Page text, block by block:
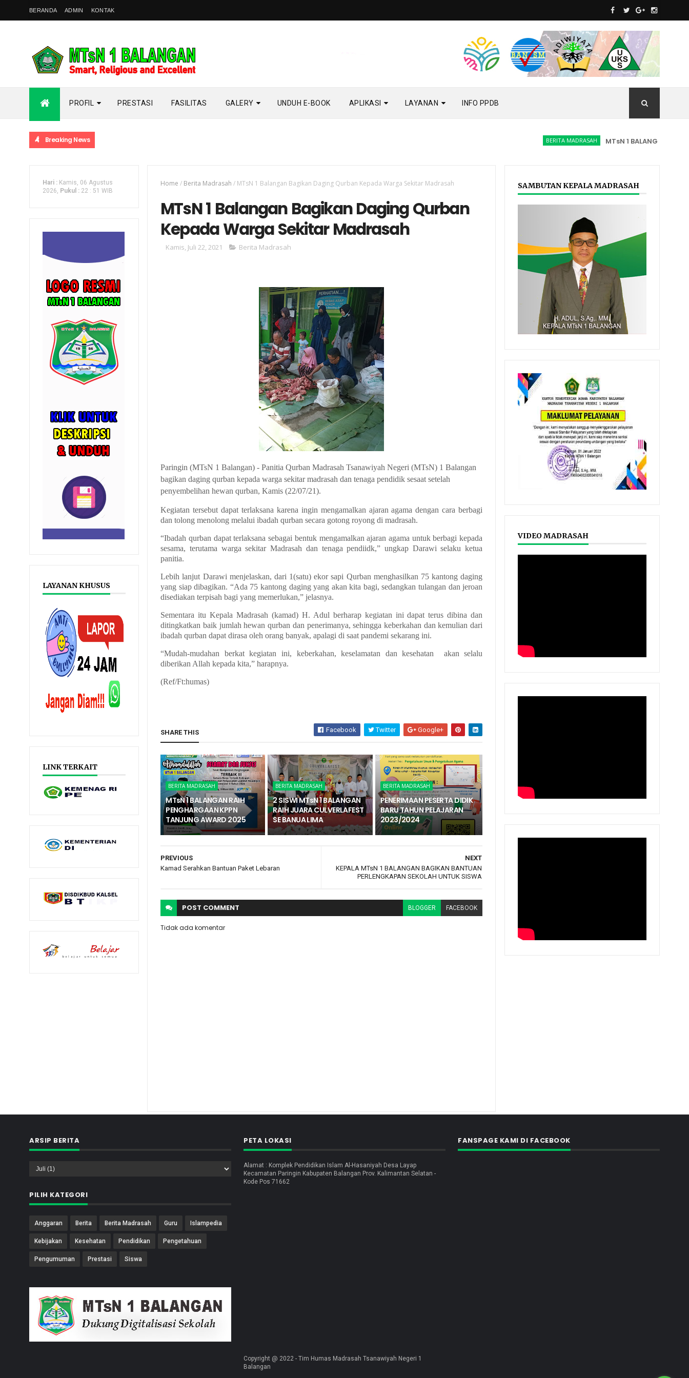
BERANDA ADMIN KONTAK
PROFIL PRESTASI FASILITAS GALERY UNDUH E-BOOK APLIKASI LAYANAN INFO PPDB
Breaking News BERITA MADRASAH MTsN 1 BALANGAN RAIH
Hari : Kamis, 06 Agustus
2026, Pukul : 22 : 51 WIB
LAYANAN KHUSUS
LINK TERKAIT
Home / Berita Madrasah / MTsN 1 Balangan Bagikan Daging Qurban Kepada Warga Sekitar Madrasah
MTsN 1 Balangan Bagikan Daging Qurban
Kepada Warga Sekitar Madrasah
Kamis, Juli 22, 2021 Berita Madrasah
Paringin (MTsN 1 Balangan) - Panitia Qurban Madrasah Tsanawiyah Negeri (MTsN) 1 Balangan
bagikan dagingqurban kepada warga sekitarmadrasah dan tenaga pendidik sesaat setelah
penyembelihan hewanqurban, Kamis (22/07/21).
Kegiatan tersebut dapat terlaksana karena ingin mengamalkan ajaran agama dengan cara berbagi
dan tolong menolong melalui ibadahqurban secara gotong royong di madrasah.
“Ibadah qurban dapat terlaksana sebagai bentuk mengamalkan ajaran agama untuk berbagi kepada
sesama, terutama warga sekitar Madrasah dan tenaga pendiidk,” ungkap Darawi selaku ketua
panitia.
Lebih lanjut Darawi menjelaskan, dari 1(satu) ekor sapi Qurban menghasilkan 75 kantong daging
yang siap dibagikan. “Ada 75 kantong daging yang akan kita bagi, sedangkan tulangan dan jeroan
disediakan terpisah bagi yang memerlukan,” jelasnya.
Sementara itu Kepala Madrasah (kamad) H. Adul berharap kegiatan ini dapat terus dibina dan
ditingkatkan baik jumlah hewanqurban dan penerimanya, sehingga keberkahan dan kemulian dari
ibadahqurban dapat dirasa oleh orang banyak, apalagi di saat pandemi sekarang ini.
“Mudah-mudahan berkat kegiatan ini, keberkahan, keselamatan dan kesehatan
akan selalu
diberikan Allah kepada kita,” harapnya.
(Ref/Ft:humas)
SHARE THIS Facebook Twitter Google+
BERITA MADRASAH
MTsN 1 BALANGAN RAIH
PENGHARGAAN KPPN
TANJUNG AWARD 2025
BERITA MADRASAH
2 SISWI MTsN 1 BALANGAN
RAIH JUARA CULVERLAFEST
SE BANUA LIMA
BERITA MADRASAH
PENERIMAAN PESERTA DIDIK
BARU TAHUN PELAJARAN
2023/2024
NEXT
KEPALA MTsN 1 BALANGAN BAGIKAN BANTUAN
PERLENGKAPAN SEKOLAH UNTUK SISWA
PREVIOUS
Kamad Serahkan Bantuan Paket Lebaran
POST COMMENT BLOGGER FACEBOOK
Tidak ada komentar
SAMBUTAN KEPALA MADRASAH
VIDEO MADRASAH
ARSIP BERITA
PILIH KATEGORI
Anggaran Berita Berita Madrasah Guru Islampedia
Kebijakan Kesehatan Pendidikan Pengetahuan
Pengumuman Prestasi Siswa
PETA LOKASI
Alamat : Komplek Pendidikan Islam Al-Hasaniyah Desa Layap
Kecamatan Paringin Kabupaten Balangan Prov. Kalimantan Selatan -
Kode Pos 71662
Copyright @ 2022 - Tim Humas Madrasah Tsanawiyah Negeri 1
Balangan
FANSPAGE KAMI DI FACEBOOK